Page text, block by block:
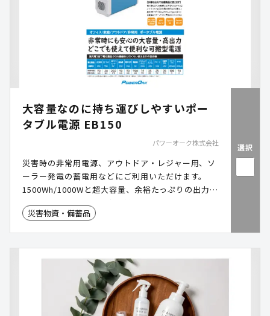
の導入事例をご確認いただけます。
大容量なのに持ち運びしやすいポー
タブル電源 EB150
パワーオーク株式会社
災害時の非常用電源、アウトドア・レジャー用、ソ
ーラー発電の蓄電用などにご利用いただけます。
1500Wh/1000Wと超大容量、余裕たっぷりの出力ポ
ートで多数の設備や端末に対応可能です。
災害物資・備蓄品
選択